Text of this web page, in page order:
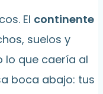
El continente
suelos y
lo que caería al
boca abajo: tus